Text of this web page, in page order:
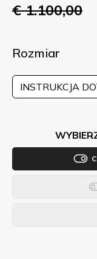
€ 1.100,00
Rozmiar
INSTRUKCJA